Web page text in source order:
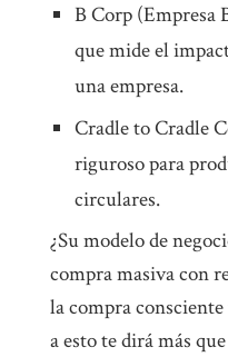
B Corp (Empresa
que mide el
una empresa.
Cradle to Cradle
riguroso para
circulares.
¿Su modelo de
compra masiva con
la compra
a esto te dirá más